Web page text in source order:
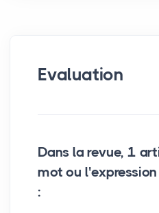
Evaluation
Dans la revue, 1
mot ou
: